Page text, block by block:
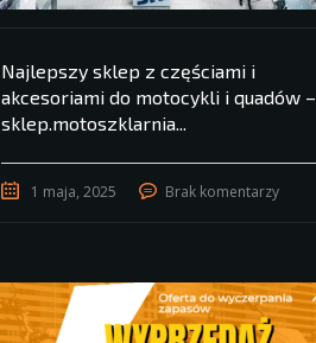
Najlepszy sklep z częściami i
akcesoriami do motocykli i quadów –
sklep.motoszklarnia...
1 maja, 2025 Brak komentarzy